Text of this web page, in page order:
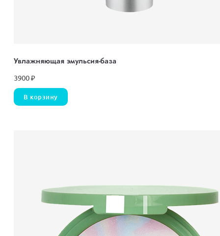
Увлажняющая эмульсия-база
3900₽
В корзину